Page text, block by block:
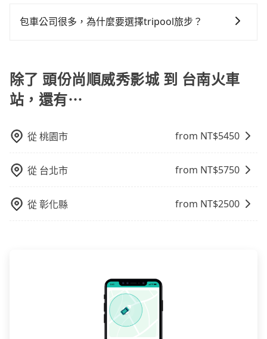
小的風險。最後，雖然路邊隨租隨還看似方便，但實際
中長程提供最優惠的價格。 (3) 全台服務，不分城市與郊
包車公司很多，為什麼要選擇tripool旅步？
旅途安全無憂，我們的司機都是專業且可靠的職業駕
駛。關於價格，旅步官網可一鍵即時查價，所示價格絕
無隱藏費用，且還提供優於其他業者更彈性的取消政
往市區還是郊區，我們都可以為您提供最佳的旅遊體
驗。所以，如果您正在尋找一家可靠的包車公司，
tripool旅步絕對是您值得信任的不二選擇！
除了 頭份尚順威秀影城 到 台南火車
站，還有⋯
從桃園市 from NT$5450
從 台北市 from NT$5750
從彰化縣 from NT$2500